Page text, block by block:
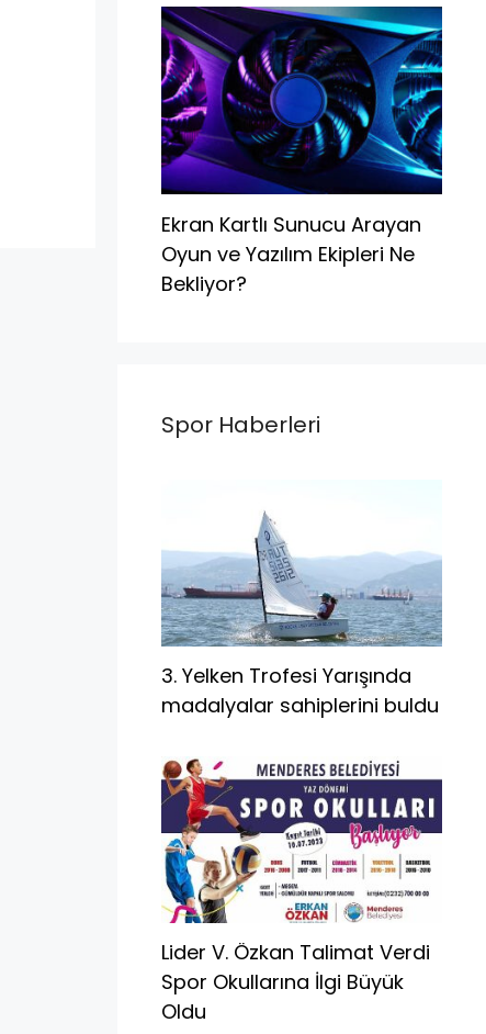
Ekran Kartlı Sunucu Arayan
Oyun ve Yazılım Ekipleri Ne
Bekliyor?
Spor Haberleri
3. Yelken Trofesi Yarışında
madalyalar sahiplerini buldu
Lider V. Özkan Talimat Verdi
Spor Okullarına İlgi Büyük
Oldu